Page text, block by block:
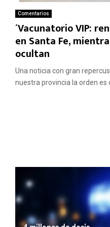
Comentarios
´Vacunatorio VIP:
en Santa Fe,
ocultan
Una noticia con gran
nuestra provincia la orden es